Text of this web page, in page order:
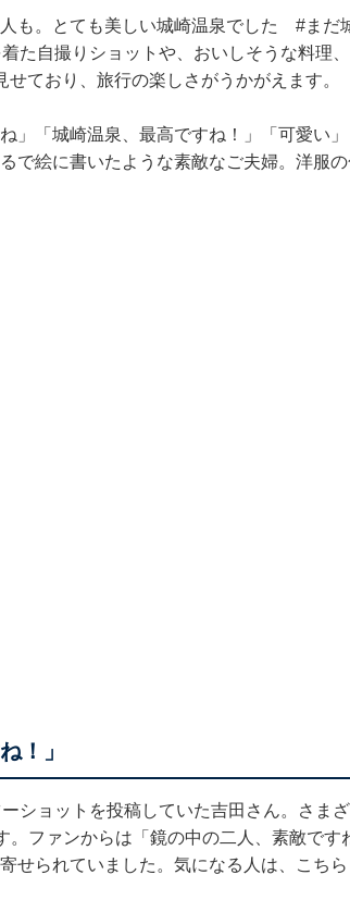
も。とても美しい城崎温泉でした #まだ
た自撮りショットや、おいしそうな料理
ており、旅行の楽しさがうかがえます。
」「城崎温泉、最高ですね！」「可愛い
で絵に書いたような素敵なご夫婦。洋服の
！」
ショットを投稿していた吉田さん。さま
。ファンからは「鏡の中の二人、素敵で
せられていました。気になる人は、こち